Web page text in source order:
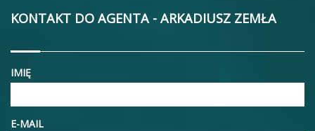
KONTAKT DO AGENTA - ARKADIUSZ ZEMŁA
IMIĘ
E-MAIL